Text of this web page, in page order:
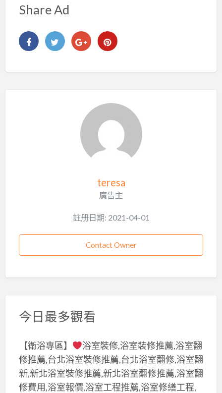
Share Ad
teresa
廣告主
註册日期: 2021-04-01
Contact Owner
今日最多觀看
【衛浴專區】
浴室裝修,浴室裝修推薦,浴室翻
修推薦,台北浴室裝修推薦,台北浴室翻修,浴室翻
新,新北浴室裝修推薦,新北浴室翻修推薦,浴室翻
修費用,浴室報價,浴室工程推薦,浴室修繕工程,